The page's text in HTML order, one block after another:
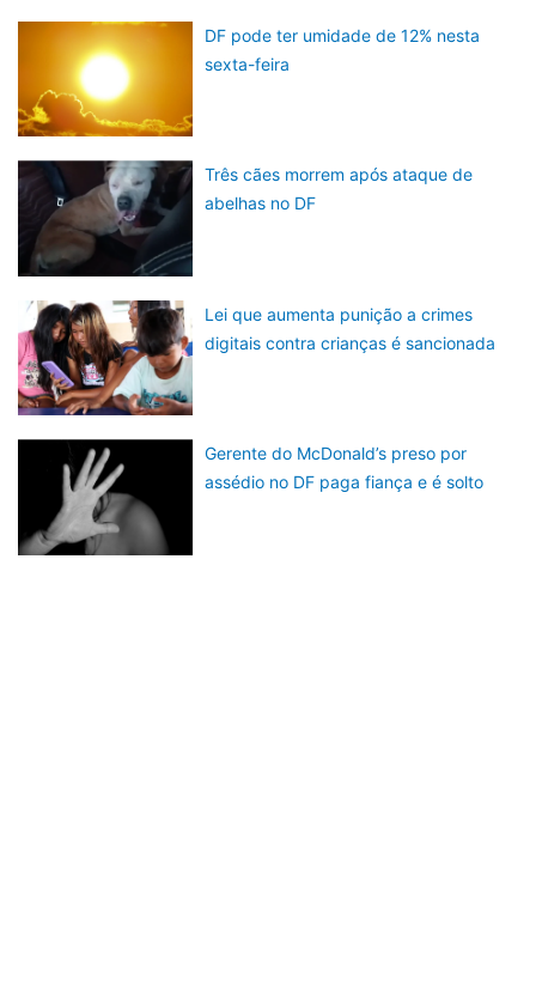
DF pode ter umidade de 12% nesta
sexta-feira
Três cães morrem após ataque de
abelhas no DF
Lei que aumenta punição a crimes
digitais contra crianças é sancionada
Gerente do McDonald’s preso por
assédio no DF paga fiança e é solto